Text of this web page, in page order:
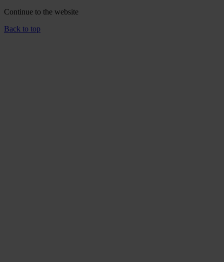
Continue to the website
Back to top